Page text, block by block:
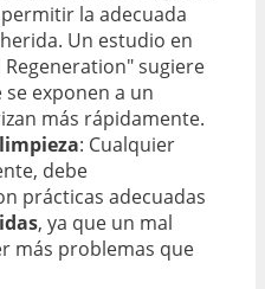
la adecuada
Un estudio en
sugiere
exponen a un
más rápidamente.
: Cualquier
debe
prácticas adecuadas
, ya que un mal
más problemas que